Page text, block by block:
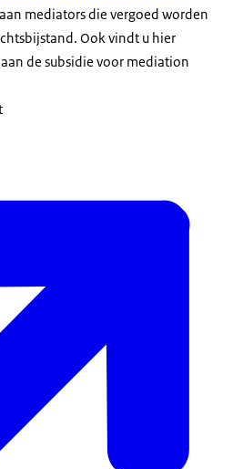
mediators die vergoed worden
Ook vindt u hier
de subsidie voor mediation